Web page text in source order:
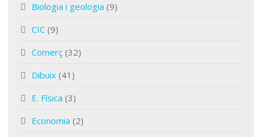
Biologia i geologia (9)
CIC (9)
Comerç (32)
Dibuix (41)
E. Física (3)
Economia (2)